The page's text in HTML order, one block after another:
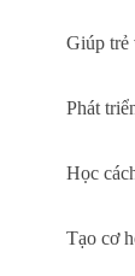
Giúp trẻ
Phát
Học
Tạo cơ